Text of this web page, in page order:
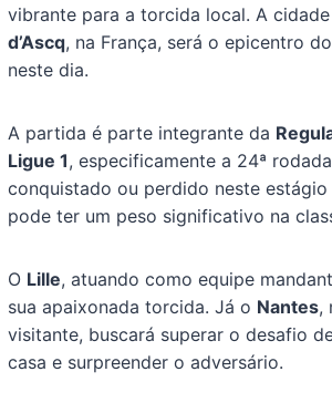
vibrante para a torcida local. A
d’Ascq, na França, será o epicentro
neste dia.
A partida é parte integrante da
Ligue 1, especificamente a 24ª
conquistado ou perdido neste
pode ter um peso significativo na
O Lille, atuando como equipe
sua apaixonada torcida. Já o Nantes,
visitante, buscará superar o desafio
casa e surpreender o adversário.